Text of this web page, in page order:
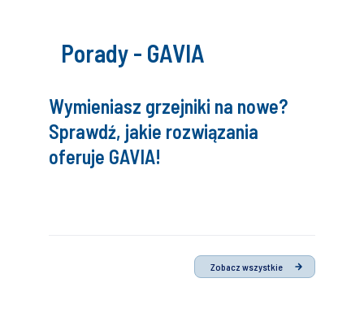
Porady - GAVIA
Wymieniasz grzejniki na nowe?
Sprawdź, jakie rozwiązania
oferuje GAVIA!
Zobacz wszystkie